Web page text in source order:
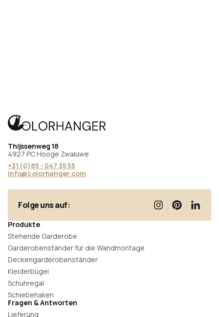
Thijssenweg 18
4927 PC Hooge Zwaluwe
+31 (0)85 - 047 35 55
info@colorhanger.com
Folge uns auf:
Produkte
Stehende Garderobe
Garderobenständer für die Wandmontage
Deckengarderobenständer
Kleiderbügel
Schuhregal
Schiebehaken
Fragen & Antworten
Lieferung